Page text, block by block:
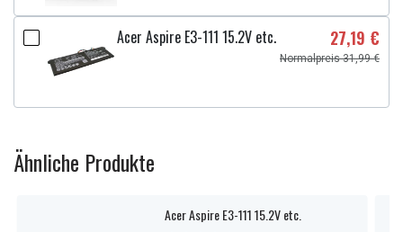
Acer Aspire E3-111 15.2V etc. 27,19 €
Normalpreis 31,99 €
Ähnliche Produkte
Acer Aspire E3-111 15.2V etc.